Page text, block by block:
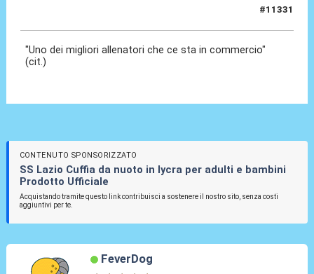
#11331
"Uno dei migliori allenatori che ce sta in commercio"
(cit.)
CONTENUTO SPONSORIZZATO
SS Lazio Cuffia da nuoto in lycra per adulti e bambini
Prodotto Ufficiale
Acquistando tramite questo link contribuisci a sostenere il nostro sito, senza costi
aggiuntivi per te.
FeverDog